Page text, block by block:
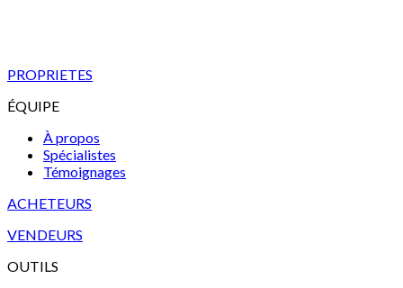
PROPRIETES
ÉQUIPE
À propos
Spécialistes
Témoignages
ACHETEURS
VENDEURS
OUTILS